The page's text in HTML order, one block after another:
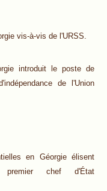
vis-à-vis de l'URSS.
introduit le poste de
de l'Union
en Géorgie élisent
premier chef d'État